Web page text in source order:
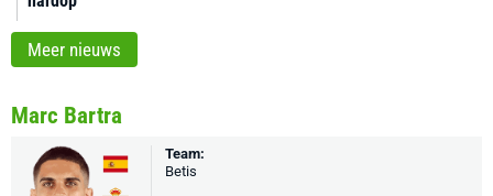
Meer nieuws
Marc Bartra
Team:
Betis